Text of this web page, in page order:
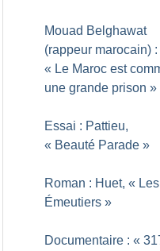
Mouad Belghawat
(rappeur marocain) :
« Le Maroc est
une grande prison »
Essai : Pattieu,
« Beauté Parade »
Roman : Huet, « Les
Émeutiers »
Documentaire : «